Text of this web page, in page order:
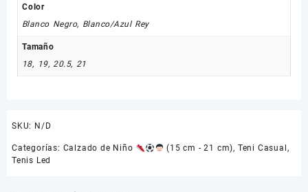
Color
Blanco Negro, Blanco/Azul Rey
Tamaño
18, 19,20.5, 21
SKU: N/D
Categorías: Calzado de Niño (15 cm - 21 cm), Teni Casual ,
Tenis Led